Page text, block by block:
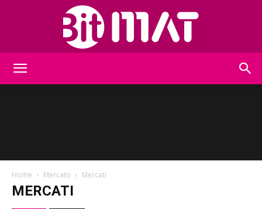
Home Mercato Mercati
MERCATI